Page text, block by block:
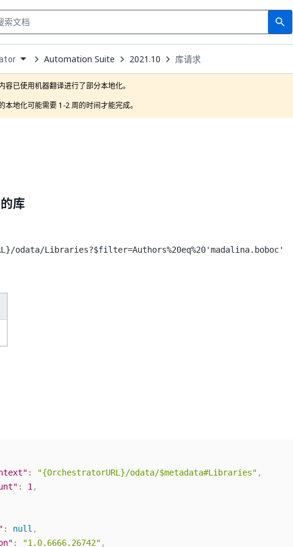
search
Search
Automation Suite 2021.10 库请求
容已使用机器翻译进行了部分本地化。
本地化可能需要 1-2 周的时间才能完成。
库
odata/Libraries?$filter=Authors%20eq%20'madalina.boboc'
: "{OrchestratorURL}/odata/$metadata#Libraries" ,
: 1 ,
: null ,
: "1.0.6666.26742" ,